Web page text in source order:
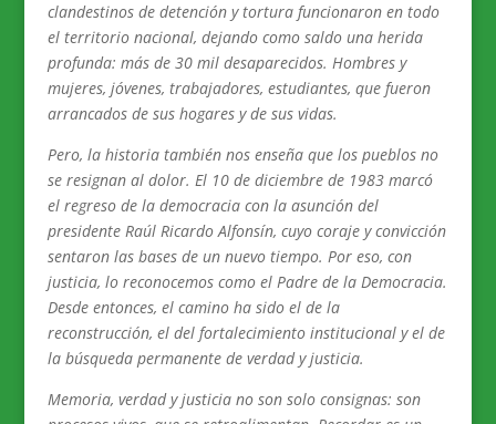
clandestinos de detención y tortura funcionaron en todo
el territorio nacional, dejando como saldo una herida
profunda: más de 30 mil desaparecidos. Hombres y
mujeres, jóvenes, trabajadores, estudiantes, que fueron
arrancados de sus hogares y de sus vidas.
Pero, la historia también nos enseña que los pueblos no
se resignan al dolor. El 10 de diciembre de 1983 marcó
el regreso de la democracia con la asunción del
presidente Raúl Ricardo Alfonsín, cuyo coraje y convicción
sentaron las bases de un nuevo tiempo. Por eso, con
justicia, lo reconocemos como el Padre de la Democracia.
Desde entonces, el camino ha sido el de la
reconstrucción, el del fortalecimiento institucional y el de
la búsqueda permanente de verdad y justicia.
Memoria, verdad y justicia no son solo consignas: son